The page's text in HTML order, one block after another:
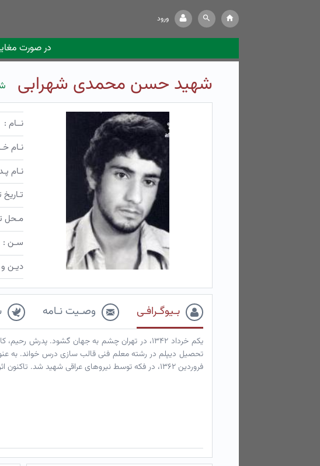
ورود
در صورت
شهید حسن محمدی شهرابی
نــام :
نـام
نـام
تـاریخ
مـحل
سـن :
دیـن
بـیوگـرافـی وصـیت نـامه
یکم خرداد ۱۳۴۲، در تهران چشم به جهان گشود. پدرش
تحصیل دیپلم در رشته معلم فنی قالب سازی درس خواند. به
فروردین ۱۳۶۲، در فکه توسط نیروهای عراقی شهید شد. تاکنون اثری از پیکرش بدست نیامده است.